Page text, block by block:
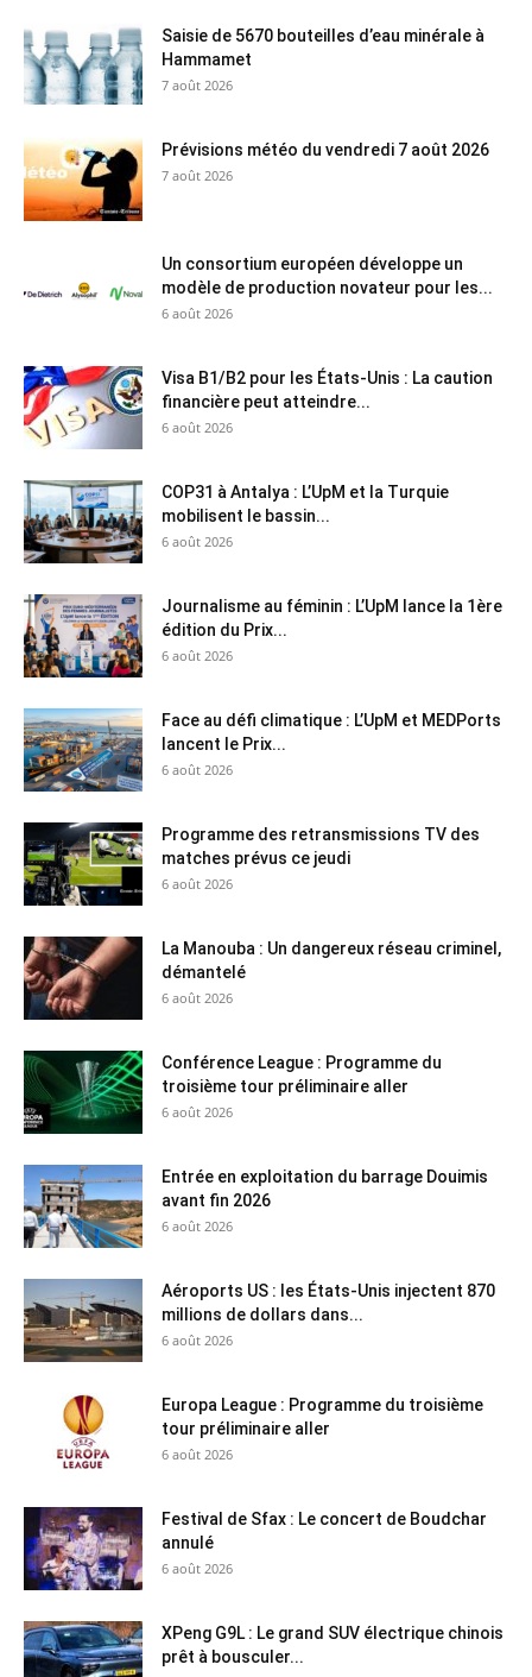
Saisie de 5670 bouteilles d’eau minérale à
Hammamet
7 août 2026
Prévisions météo du vendredi 7 août 2026
7 août 2026
Un consortium européen développe un
modèle de production novateur pour les...
6 août 2026
Visa B1/B2 pour les États-Unis : La caution
financière peut atteindre...
6 août 2026
COP31 à Antalya : L’UpM et la Turquie
mobilisent le bassin...
6 août 2026
Journalisme au féminin : L’UpM lance la 1ère
édition du Prix...
6 août 2026
Face au défi climatique : L’UpM et MEDPorts
lancent le Prix...
6 août 2026
Programme des retransmissions TV des
matches prévus ce jeudi
6 août 2026
La Manouba : Un dangereux réseau criminel,
démantelé
6 août 2026
Conférence League : Programme du
troisième tour préliminaire aller
6 août 2026
Entrée en exploitation du barrage Douimis
avant fin 2026
6 août 2026
Aéroports US : les États-Unis injectent 870
millions de dollars dans...
6 août 2026
Europa League : Programme du troisième
tour préliminaire aller
6 août 2026
Festival de Sfax : Le concert de Boudchar
annulé
6 août 2026
XPeng G9L : Le grand SUV électrique chinois
prêt à bousculer...